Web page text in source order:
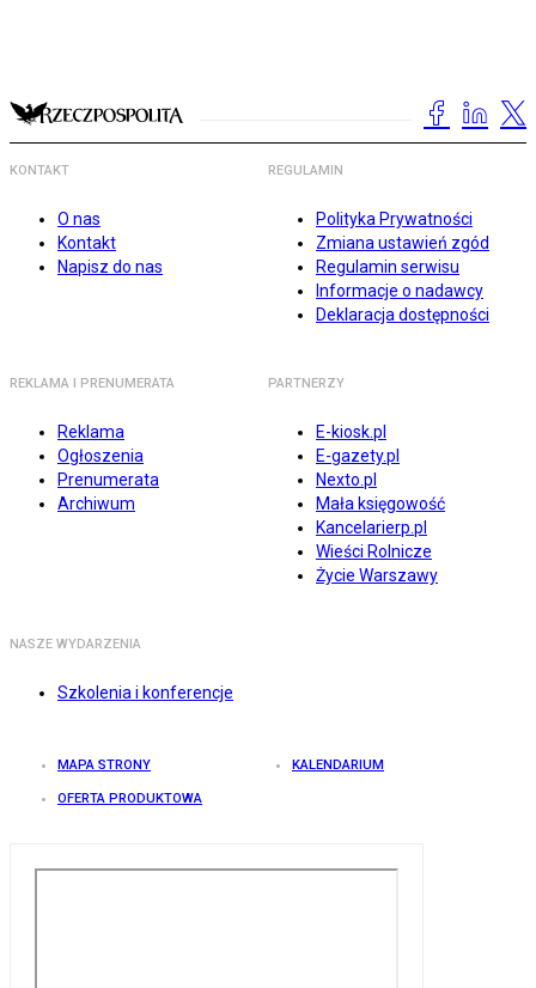
KONTAKT
O nas
Kontakt
Napisz do nas
REGULAMIN
Polityka Prywatności
Zmiana ustawień zgód
Regulamin serwisu
Informacje o nadawcy
Deklaracja dostępności
REKLAMA I PRENUMERATA
Reklama
Ogłoszenia
Prenumerata
Archiwum
PARTNERZY
E-kiosk.pl
E-gazety.pl
Nexto.pl
Mała księgowość
Kancelarierp.pl
Wieści Rolnicze
Życie Warszawy
NASZE WYDARZENIA
Szkolenia i konferencje
MAPA STRONY KALENDARIUM
OFERTA PRODUKTOWA